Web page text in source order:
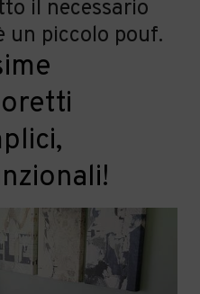
il necessario
un piccolo pouf.